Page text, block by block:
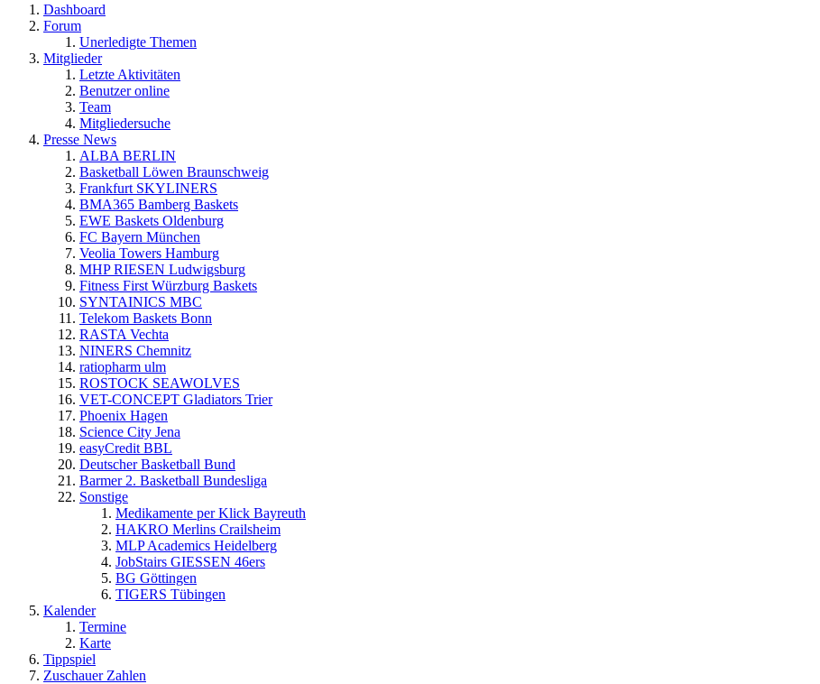
Dashboard
Forum
Unerledigte Themen
Mitglieder
Letzte Aktivitäten
Benutzer online
Team
Mitgliedersuche
Presse News
ALBA BERLIN
Basketball Löwen Braunschweig
Frankfurt SKYLINERS
BMA365 Bamberg Baskets
EWE Baskets Oldenburg
FC Bayern München
Veolia Towers Hamburg
MHP RIESEN Ludwigsburg
Fitness First Würzburg Baskets
SYNTAINICS MBC
Telekom Baskets Bonn
RASTA Vechta
NINERS Chemnitz
ratiopharm ulm
ROSTOCK SEAWOLVES
VET-CONCEPT Gladiators Trier
Phoenix Hagen
Science City Jena
easyCredit BBL
Deutscher Basketball Bund
Barmer 2. Basketball Bundesliga
Sonstige
Medikamente per Klick Bayreuth
HAKRO Merlins Crailsheim
MLP Academics Heidelberg
JobStairs GIESSEN 46ers
BG Göttingen
TIGERS Tübingen
Kalender
Termine
Karte
Tippspiel
Zuschauer Zahlen